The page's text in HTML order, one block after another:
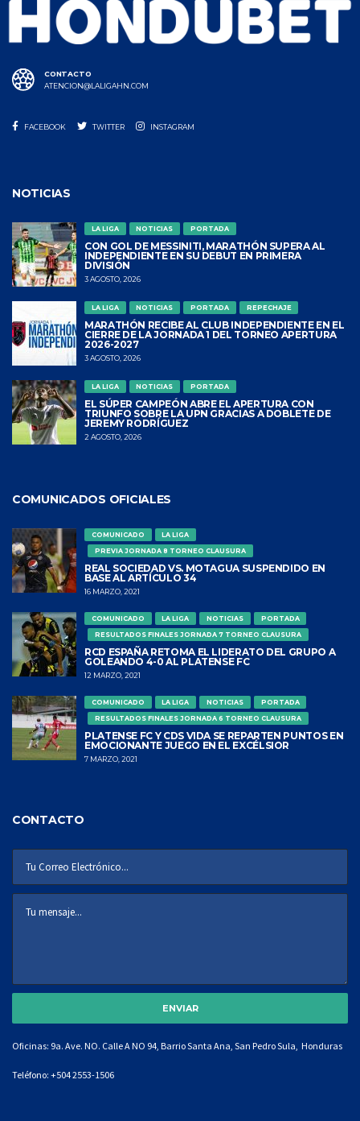
CONTACTO
ATENCION@LALIGAHN.COM
FACEBOOK TWITTER INSTAGRAM
NOTICIAS
LA LIGA NOTICIAS PORTADA
CON GOL DE MESSINITI, MARATHÓN SUPERA AL
INDEPENDIENTE EN SU DEBUT EN PRIMERA
DIVISIÓN
3 AGOSTO, 2026
LA LIGA NOTICIAS PORTADA REPECHAJE
MARATHÓN RECIBE AL CLUB INDEPENDIENTE EN EL
CIERRE DE LA JORNADA 1 DEL TORNEO APERTURA
2026-2027
3 AGOSTO, 2026
LA LIGA NOTICIAS PORTADA
EL SÚPER CAMPEÓN ABRE EL APERTURA CON
TRIUNFO SOBRE LA UPN GRACIAS A DOBLETE DE
JEREMY RODRÍGUEZ
2 AGOSTO, 2026
COMUNICADOS OFICIALES
COMUNICADO
LA LIGA
PREVIA JORNADA 8 TORNEO CLAUSURA
REAL SOCIEDAD VS. MOTAGUA SUSPENDIDO EN
BASE AL ARTÍCULO 34
16 MARZO, 2021
COMUNICADO LA LIGA NOTICIAS
PORTADA
RESULTADOS FINALES JORNADA 7 TORNEO CLAUSURA
RCD ESPAÑA RETOMA EL LIDERATO DEL GRUPO A
GOLEANDO 4-0 AL PLATENSE FC
12 MARZO, 2021
COMUNICADO LA LIGA NOTICIAS
PORTADA
RESULTADOS FINALES JORNADA 6 TORNEO CLAUSURA
PLATENSE FC Y CDS VIDA SE REPARTEN PUNTOS EN
EMOCIONANTE JUEGO EN EL EXCÉLSIOR
7 MARZO, 2021
CONTACTO
Oficinas: 9a. Ave. NO. Calle A NO 94, Barrio Santa Ana, San Pedro Sula, Honduras
Teléfono: +504 2553-1506